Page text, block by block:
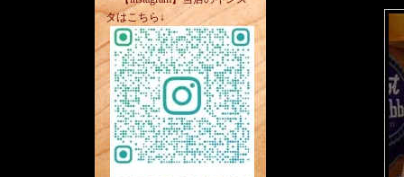
タはこちら↓